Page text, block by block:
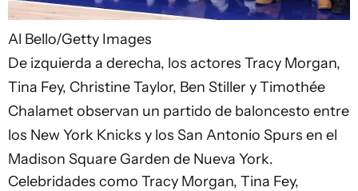
Al Bello/Getty Images
De izquierda a derecha, los actores Tracy Morgan,
Tina Fey, Christine Taylor, Ben Stiller y Timothée
Chalamet observan un partido de baloncesto entre
los New York Knicks y los San Antonio Spurs en el
Madison Square Garden de Nueva York.
Celebridades como Tracy Morgan, Tina Fey,